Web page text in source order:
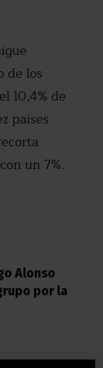
de los
10,4% de
países
un 7%.
Alonso
por la